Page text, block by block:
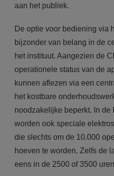
aan het publiek.
De optie voor bediening via
bijzonder van belang in de
het instituut. Aangezien de
operationele status van de
kunnen aflezen via een
het kostbare
noodzakelijke beperkt. In de
worden ook speciale
die slechts om de 10.000
hoeven te worden. Zelfs de
eens in de 2500 of 3500